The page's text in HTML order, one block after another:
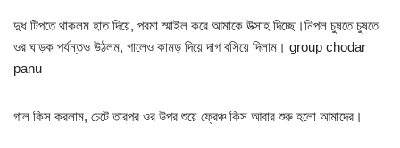
দুধ টিপতে থাকলম হাত দিয়ে, পরমা স্মাইল করে আমাকে উত্সাহ দিচ্ছে।নিপল চুষতে চুষতে
ওর ঘাড়ক পর্যন্তও উঠলম, গালেও কামড় দিয়ে দাগ বসিয়ে দিলাম। group chodar
panu
গাল কিস করলাম, চেটে তারপর ওর উপর শুয়ে ফ্রেঞ্চ কিস আবার শুরু হলো আমাদের।